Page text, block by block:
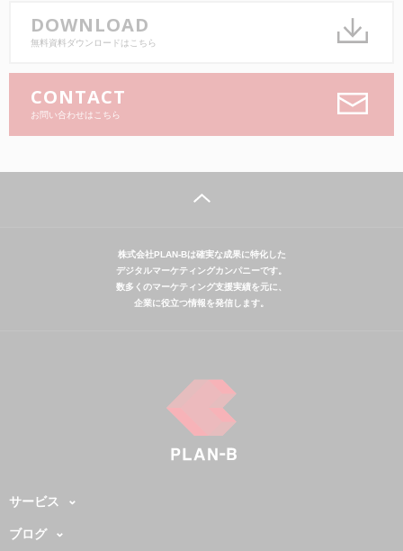
DOWNLOAD
無料資料ダウンロードはこちら
CONTACT
お問い合わせはこちら
株式会社PLAN-Bは確実な成果に特化した
デジタルマーケティングカンパニーです。
数多くのマーケティング支援実績を元に、
企業に役立つ情報を発信します。
サービス
ブログ